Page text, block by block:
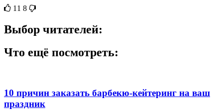
11 8
Выбор читателей:
Что ещё посмотреть:
10 причин заказать барбекю-кейтеринг на ваш
праздник